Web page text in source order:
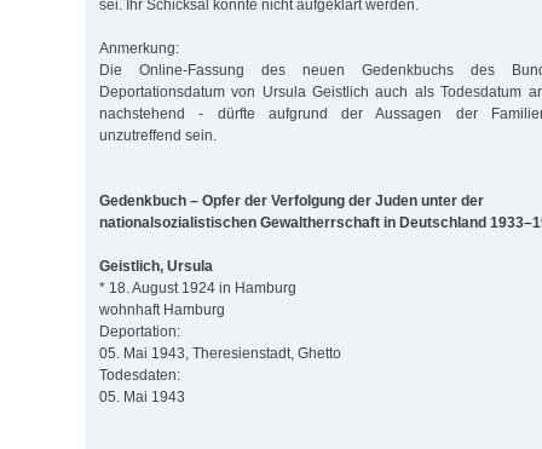
sei. Ihr Schicksal konnte nicht aufgeklärt werden.
Anmerkung:
Die Online-Fassung des neuen Gedenkbuchs des
Deportationsdatum von Ursula Geistlich auch als Todesdatum
nachstehend - dürfte aufgrund der Aussagen der
unzutreffend sein.
Gedenkbuch – Opfer der Verfolgung der Juden unter der
nationalsozialistischen Gewaltherrschaft in Deutschland
Geistlich, Ursula
* 18. August 1924 in Hamburg
wohnhaft Hamburg
Deportation:
05. Mai 1943, Theresienstadt, Ghetto
Todesdaten:
05. Mai 1943